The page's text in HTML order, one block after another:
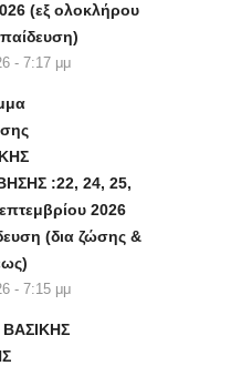
(εξ ολοκλήρου
- 7:17 μμ
:22, 24, 25,
2026
(δια ζώσης &
- 7:15 μμ
ΒΑΣΙΚΗΣ